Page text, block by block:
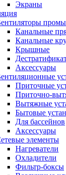
Экраны
Канальные
Канальные
Крышные
Аксессуары
Приточные
Приточно-
Вытяжные
Бытовые
Для бассейнов
Аксессуары
элементы
Нагреватели
Охладители
Фильтр-боксы